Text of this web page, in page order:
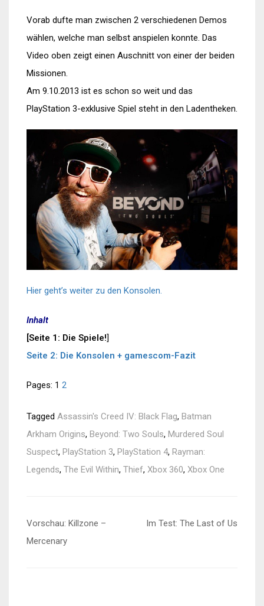
Vorab dufte man zwischen 2 verschiedenen Demos
wählen, welche man selbst anspielen konnte. Das
Video oben zeigt einen Auschnitt von einer der beiden
Missionen.
Am 9.10.2013 ist es schon so weit und das
PlayStation 3-exklusive Spiel steht in den Ladentheken.
Hier geht’s weiter zu den Konsolen.
Inhalt
[Seite 1: Die Spiele!]
Seite 2: Die Konsolen + gamescom-Fazit
Pages: 1 2
Tagged Assassin's Creed IV: Black Flag, Batman
Arkham Origins, Beyond: Two Souls, Murdered Soul
Suspect, PlayStation 3, PlayStation 4, Rayman:
Legends, The Evil Within, Thief, Xbox 360, Xbox One
Beitragsnavigation
Vorschau: Killzone –
Mercenary
Im Test: The Last of Us